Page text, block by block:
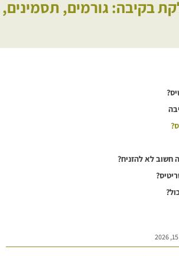
בקיבה: גורמים, תסמינים,
חשוב לא להזניח?